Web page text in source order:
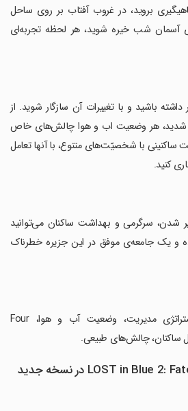
بروید، در غروب آفتاب بر روی ساحل
آسمان شب خیره شوید، هر لحظه تجربه‌ای
باشید و با تغییرات آن سازگار شوید. از
شدید، هر وضعیت اب و هوا چالش‌های خاص
ساکنینی با شخصیّت‌های متنوع، با آنها تعامل
کنید.
شدن، سرگرمی و بهداشت ساکنان می‌توانید
و یک جامعه‌ی موفق در این جزیره خطرناک
‏کلیدواژه‌ها: بقای جزیره، استراتژی مدیریت، وضعیت آب و هوا، Four